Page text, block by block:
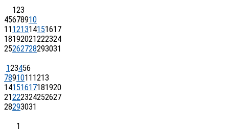
123
45678910
11 121314151617
18192021222324
25262728293031
123456
7891011 1213
14151617181920
21222324252627
28293031
1